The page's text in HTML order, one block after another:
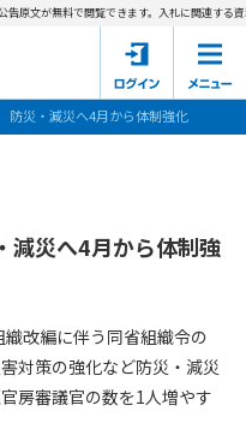
原文が無料で閲覧できます。入札に関連する資
防災・減災へ4月から体制強化
減災へ4月から体制強
改編に伴う同省組織令の
対策の強化など防災・減災
房審議官の数を1人増やす
定めるものです。
掲載するルールは本規約の